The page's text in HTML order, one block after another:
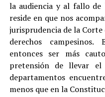
la audiencia y al fallo
reside en que nos
jurisprudencia de la
derechos campesinos.
entonces ser más
pretensión de llevar
departamentos
menos que en la